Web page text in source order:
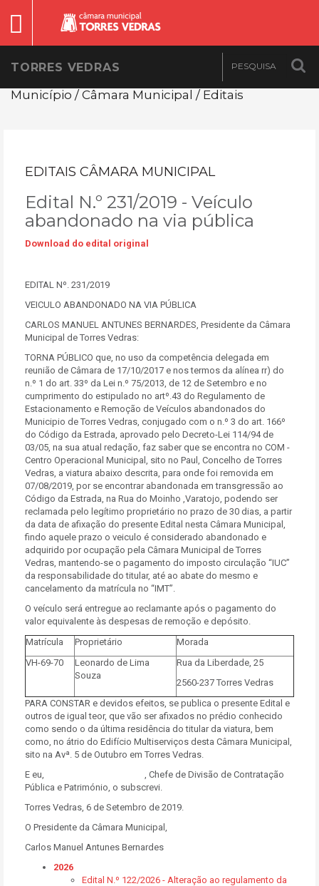
TORRES VEDRAS
Município / Câmara Municipal / Editais
EDITAIS CÂMARA MUNICIPAL
Edital N.º 231/2019 - Veículo
abandonado na via pública
Download do edital original
EDITAL Nº. 231/2019
VEICULO ABANDONADO NA VIA PÚBLICA
CARLOS MANUEL ANTUNES BERNARDES, Presidente da Câmara
Municipal de Torres Vedras:
TORNA PÚBLICO que, no uso da competência delegada em
reunião de Câmara de 17/10/2017 e nos termos da alínea rr) do
n.º 1 do art. 33º da Lei n.º 75/2013, de 12 de Setembro e no
cumprimento do estipulado no artº.43 do Regulamento de
Estacionamento e Remoção de Veículos abandonados do
Municipio de Torres Vedras, conjugado com o n.º 3 do art. 166º
do Código da Estrada, aprovado pelo Decreto-Lei 114/94 de
03/05, na sua atual redação, faz saber que se encontra no COM -
Centro Operacional Municipal, sito no Paul, Concelho de Torres
Vedras, a viatura abaixo descrita, para onde foi removida em
07/08/2019, por se encontrar abandonada em transgressão ao
Código da Estrada, na Rua do Moinho ,Varatojo, podendo ser
reclamada pelo legítimo proprietário no prazo de 30 dias, a partir
da data de afixação do presente Edital nesta Câmara Municipal,
findo aquele prazo o veiculo é considerado abandonado e
adquirido por ocupação pela Câmara Municipal de Torres
Vedras, mantendo-se o pagamento do imposto circulação “IUC”
da responsabilidade do titular, até ao abate do mesmo e
cancelamento da matrícula no “IMT”.
O veículo será entregue ao reclamante após o pagamento do
valor equivalente às despesas de remoção e depósito.
Matrícula
Proprietário
Morada
VH-69-70
Leonardo de Lima
Souza
Rua da Liberdade, 25
2560-237 Torres Vedras
PARA CONSTAR e devidos efeitos, se publica o presente Edital e
outros de igual teor, que vão ser afixados no prédio conhecido
como sendo o da última residência do titular da viatura, bem
como, no átrio do Edifício Multiserviços desta Câmara Municipal,
sito na Avª. 5 de Outubro em Torres Vedras.
E eu, , Chefe de Divisão de Contratação
Pública e Património, o subscrevi.
Torres Vedras, 6 de Setembro de 2019.
O Presidente da Câmara Municipal,
Carlos Manuel Antunes Bernardes
2026
Edital N.º 122/2026 - Alteração ao regulamento da